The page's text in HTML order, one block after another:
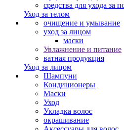
средства для ухода за
Уход за телом
очищение и умывание
уход за лицом
маски
Увлажнение и питание
ватная продукция
Уход за лицом
Шампуни
Кондиционеры
Маски
Уход
Укладка волос
окрашивание